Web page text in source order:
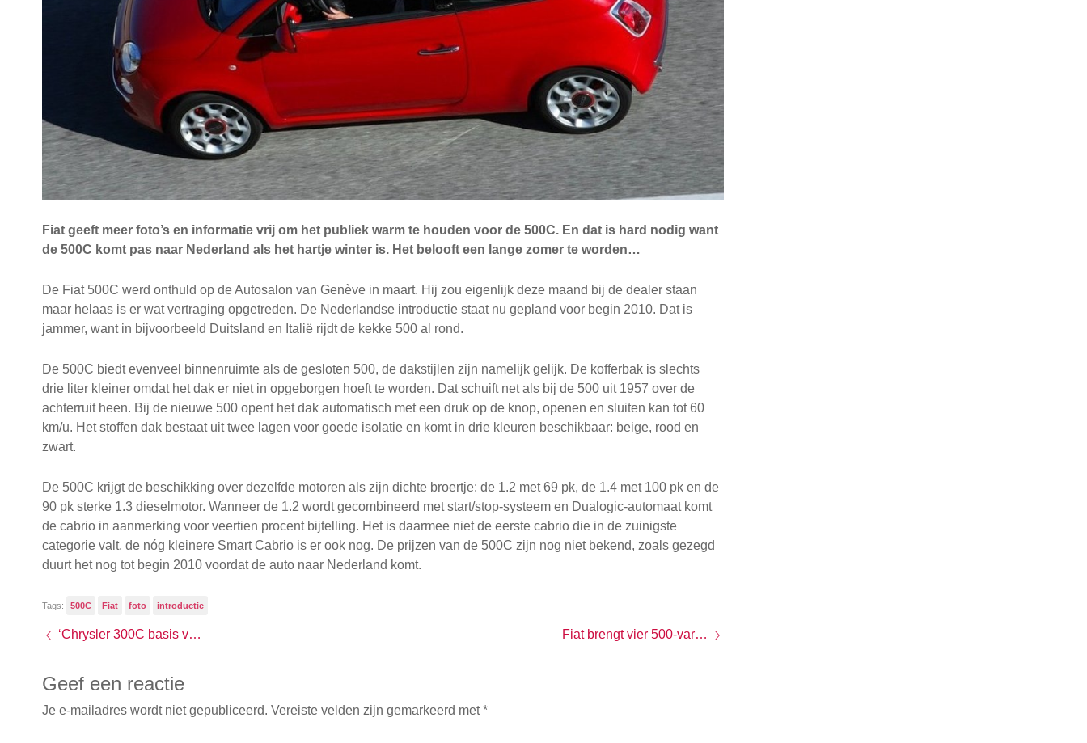
Fiat geeft meer foto’s en informatie vrij om het publiek warm te houden voor de 500C. En dat is hard nodig want
de 500C komt pas naar Nederland als het hartje winter is. Het belooft een lange zomer te worden…
De Fiat 500C werd onthuld op de Autosalon van Genève in maart. Hij zou eigenlijk deze maand bij de dealer staan
maar helaas is er wat vertraging opgetreden. De Nederlandse introductie staat nu gepland voor begin 2010. Dat is
jammer, want in bijvoorbeeld Duitsland en Italië rijdt de kekke 500 al rond.
De 500C biedt evenveel binnenruimte als de gesloten 500, de dakstijlen zijn namelijk gelijk. De kofferbak is slechts
drie liter kleiner omdat het dak er niet in opgeborgen hoeft te worden. Dat schuift net als bij de 500 uit 1957 over de
achterruit heen. Bij de nieuwe 500 opent het dak automatisch met een druk op de knop, openen en sluiten kan tot 60
km/u. Het stoffen dak bestaat uit twee lagen voor goede isolatie en komt in drie kleuren beschikbaar: beige, rood en
zwart.
De 500C krijgt de beschikking over dezelfde motoren als zijn dichte broertje: de 1.2 met 69 pk, de 1.4 met 100 pk en de
90 pk sterke 1.3 dieselmotor. Wanneer de 1.2 wordt gecombineerd met start/stop-systeem en Dualogic-automaat komt
de cabrio in aanmerking voor veertien procent bijtelling. Het is daarmee niet de eerste cabrio die in de zuinigste
categorie valt, de nóg kleinere Smart Cabrio is er ook nog. De prijzen van de 500C zijn nog niet bekend, zoals gezegd
duurt het nog tot begin 2010 voordat de auto naar Nederland komt.
Tags: 500C Fiat foto introductie
‘Chrysler 300C basis voor nieuwe Alfa Romeo’ Fiat brengt vier 500-varianten naar Amerika
Geef een reactie
Je e-mailadres wordt niet gepubliceerd. Vereiste velden zijn gemarkeerd met*